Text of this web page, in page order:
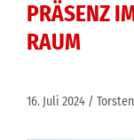
PRÄSENZ
RAUM
16. Juli 2024